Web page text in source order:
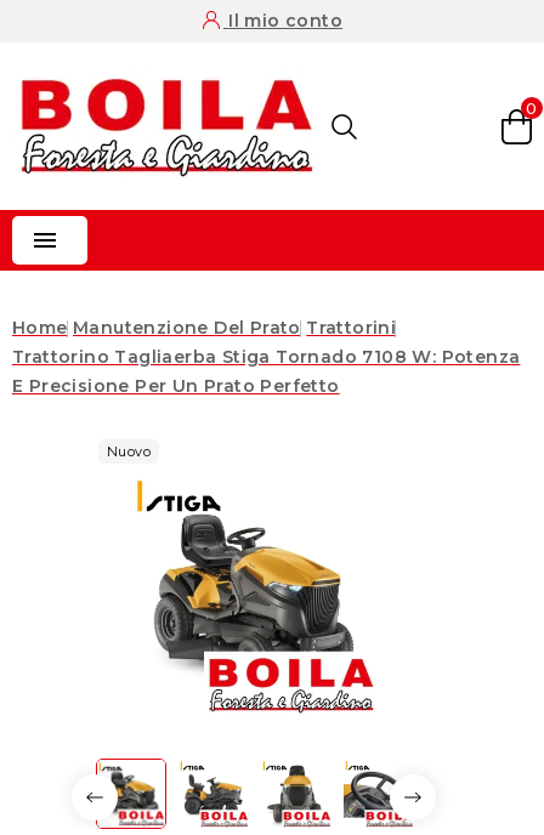
Il mio conto
0

Home Manutenzione Del Prato Trattorini
Trattorino Tagliaerba Stiga Tornado 7108 W: Potenza
E Precisione Per Un Prato Perfetto
Nuovo